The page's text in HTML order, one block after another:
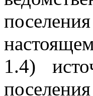
1.4)